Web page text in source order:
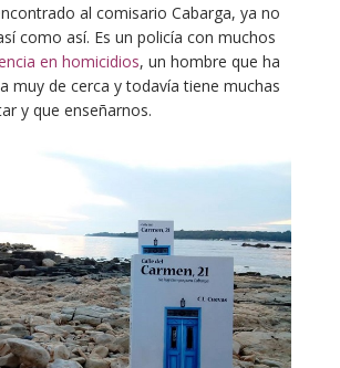
al comisario Cabarga, ya no
como así. Es un policía con muchos
en homicidios, un hombre que ha
muy de cerca y todavía tiene muchas
y que enseñarnos.